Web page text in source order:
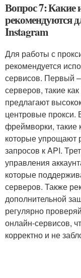
Вопрос 7: Какие
рекомендуются
Instagram
Для работы с
рекомендуется
сервисов. Первый
серверов, такие
предлагают
центровые прокси.
фреймворки, такие
которые упрощают
запросов к API.
управления
которые
серверов. Также
дополнительной
регулярно
онлайн-сервисов,
корректно и не